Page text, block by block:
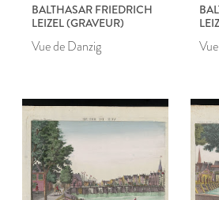
BALTHASAR FRIEDRICH
LEIZEL (GRAVEUR)
Vue de Danzig